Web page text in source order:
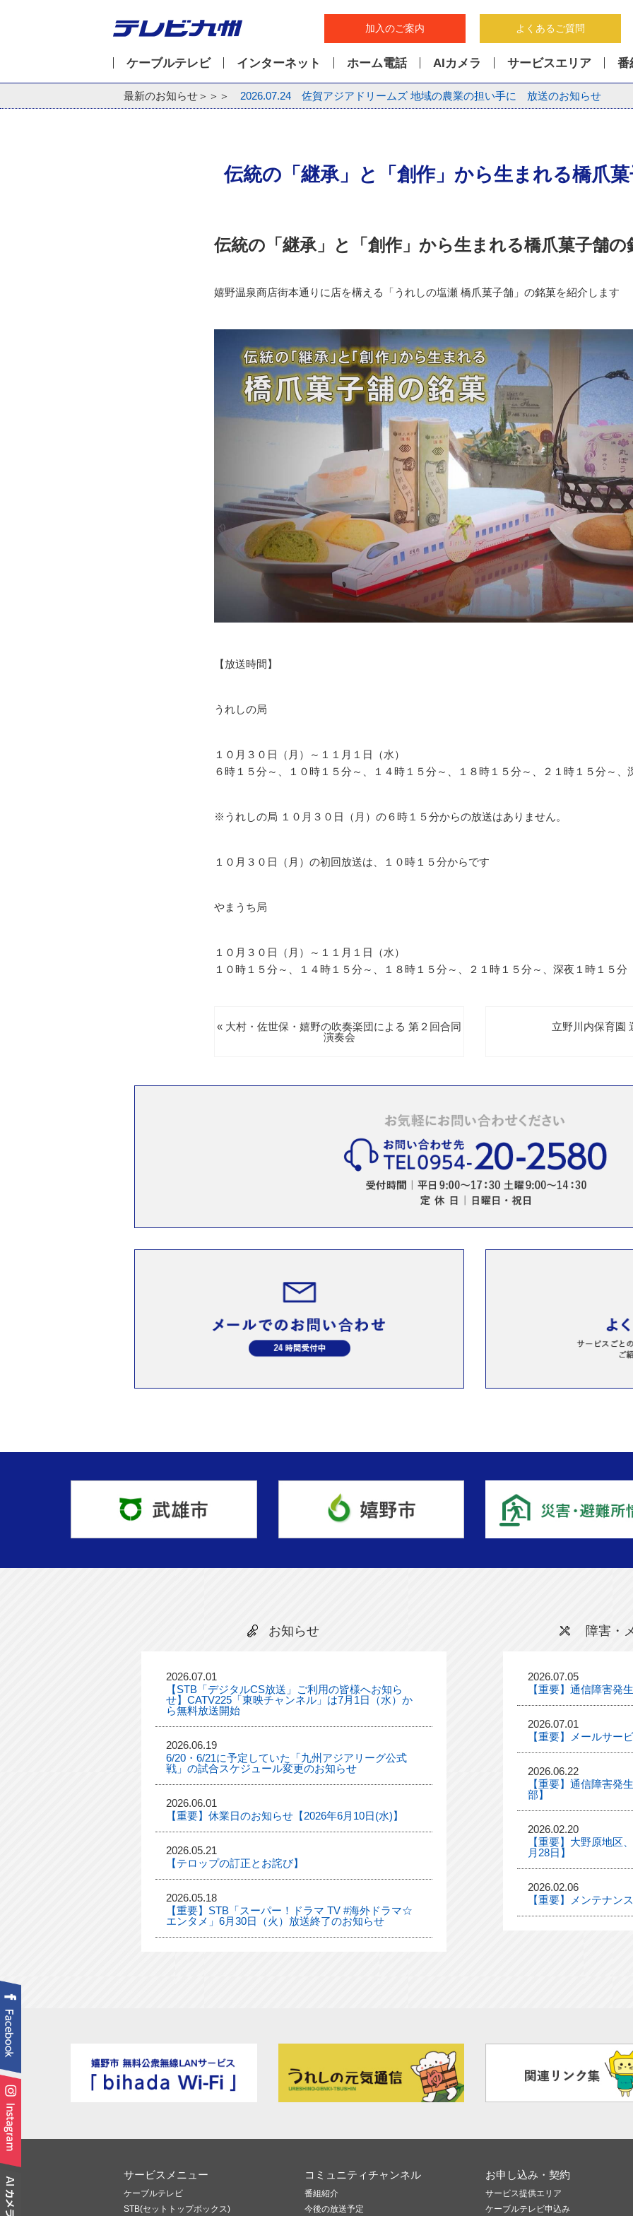
加入のご案内 よくあるご質問
ケーブルテレビ インターネット ホーム電話 AIカメラ サービスエリア 番
最新のお知らせ＞＞＞ 2026.07.24 佐賀アジアドリームズ 地域の農業の担い手に 放送のお知らせ
伝統の「継承」と「創作」から生まれる橋爪
伝統の「継承」と「創作」から生まれる橋爪菓子舗の
嬉野温泉商店街本通りに店を構える「うれしの塩瀬 橋爪菓子舗」の銘菓を紹介します
【放送時間】
うれしの局
１０月３０日（月）～１１月１日（水）
６時１５分～、１０時１５分～、１４時１５分～、１８時１５分～、２１時１５分～、
※うれしの局 １０月３０日（月）の６時１５分からの放送はありません。
１０月３０日（月）の初回放送は、１０時１５分からです
やまうち局
１０月３０日（月）～１１月１日（水）
１０時１５分～、１４時１５分～、１８時１５分～、２１時１５分～、深夜１時１５分
« 大村・佐世保・嬉野の吹奏楽団による 第２回合同
演奏会
立野川内保育園
お知らせ
2026.07.01
【STB「デジタルCS放送」ご利用の皆様へお知ら
せ】CATV225「東映チャンネル」は7月1日（水）か
ら無料放送開始
2026.06.19
6/20・6/21に予定していた「九州アジアリーグ公式
戦」の試合スケジュール変更のお知らせ
2026.06.01
【重要】休業日のお知らせ【2026年6月10日(水)】
2026.05.21
【テロップの訂正とお詫び】
2026.05.18
【重要】STB「スーパー！ドラマ TV #海外ドラマ☆
エンタメ」6月30日（火）放送終了のお知らせ
障害・
2026.07.05
【重要】通信障害発
2026.07.01
【重要】メールサー
2026.06.22
【重要】通信障害発
部】
2026.02.20
【重要】大野原地区
月28日】
2026.02.06
【重要】メンテナン
サービスメニュー
ケーブルテレビ
STB(セットトップボックス)
コミュニティチャンネル
番組紹介
今後の放送予定
お申し込み・契約
サービス提供エリア
ケーブルテレビ申込み